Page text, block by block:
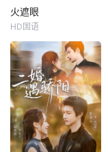
火遮眼
HD国语